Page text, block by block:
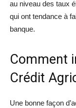
au niveau des taux
qui ont tendance à
banque.
Comment
Crédit
Une bonne façon